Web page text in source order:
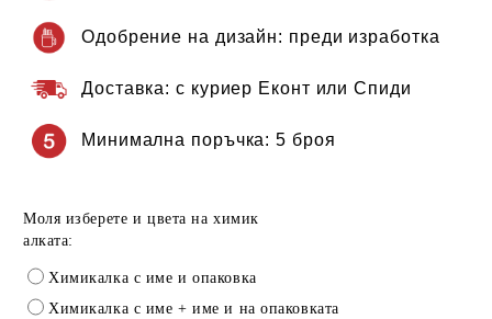
Одобрение на дизайн: преди изработка
Доставка: с куриер Еконт или Спиди
Минимална поръчка: 5 броя
Моля изберете и цвета на химик
алката:
Химикалка с име и опаковка
Химикалка с име + име и на опаковката